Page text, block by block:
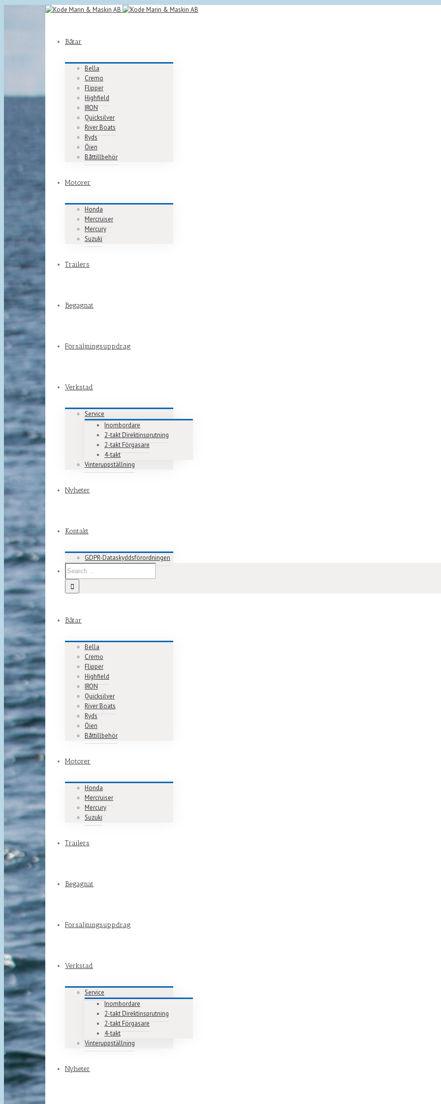
Båtar
Bella
Cremo
Flipper
Highfield
IRON
Quicksilver
River Boats
Ryds
Öien
Båttillbehör
Motorer
Honda
Mercruiser
Mercury
Suzuki
Trailers
Begagnat
Försäljningsuppdrag
Verkstad
Service
Inombordare
2-takt Direktinsprutning
2-takt Förgasare
4-takt
Vinteruppställning
Nyheter
Kontakt
GDPR-Dataskyddsförordningen
Båtar
Bella
Cremo
Flipper
Highfield
IRON
Quicksilver
River Boats
Ryds
Öien
Båttillbehör
Motorer
Honda
Mercruiser
Mercury
Suzuki
Trailers
Begagnat
Försäljningsuppdrag
Verkstad
Service
Inombordare
2-takt Direktinsprutning
2-takt Förgasare
4-takt
Vinteruppställning
Nyheter